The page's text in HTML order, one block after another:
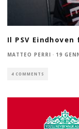
Il PSV
MATTEO PERRI · 19
4 COMMENTS